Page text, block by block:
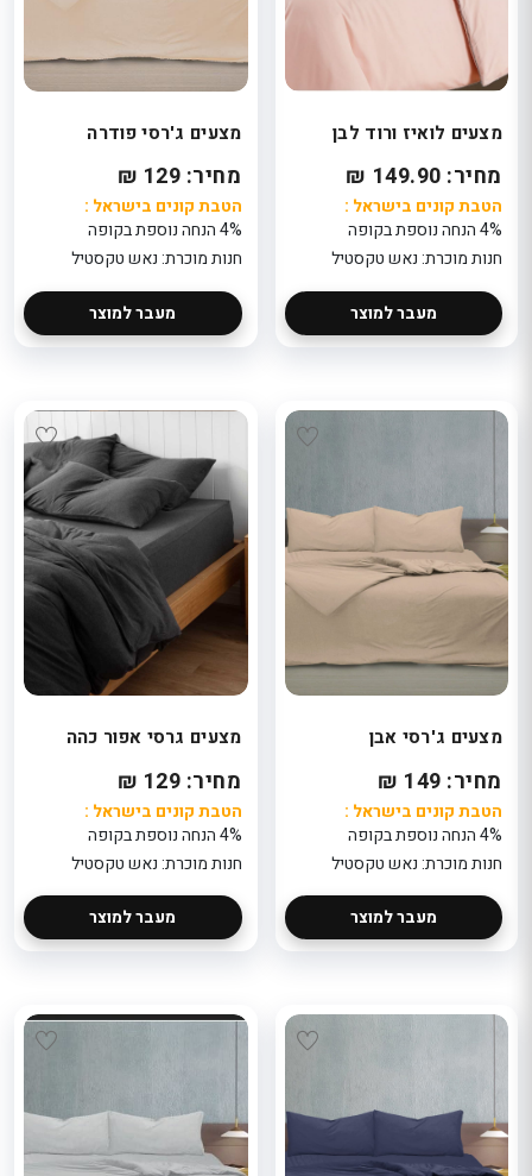
מצעים לואיז ורוד לבן
מחיר: 149.90 ₪
הטבת קונים בישראל :
4% הנחה נוספת בקופה
חנות מוכרת: נאש טקסטיל
מעבר למוצר
מצעים ג'רסי פודרה
מחיר: 129 ₪
הטבת קונים בישראל :
4% הנחה נוספת בקופה
חנות מוכרת: נאש טקסטיל
מעבר למוצר
מצעים ג'רסי אבן
מחיר: 149 ₪
הטבת קונים בישראל :
4% הנחה נוספת בקופה
חנות מוכרת: נאש טקסטיל
מעבר למוצר
מצעים גרסי אפור כהה
מחיר: 129 ₪
הטבת קונים בישראל :
4% הנחה נוספת בקופה
חנות מוכרת: נאש טקסטיל
מעבר למוצר